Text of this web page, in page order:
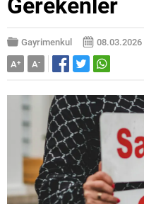
Gayrimenkul
08.03.2026
A+ A-